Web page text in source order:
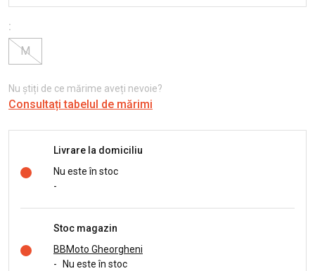
:
M
Nu știți de ce mărime aveți nevoie?
Consultați tabelul de mărimi
Livrare la domiciliu
Nu este în stoc
-
Stoc magazin
BBMoto Gheorgheni
-
Nu este în stoc